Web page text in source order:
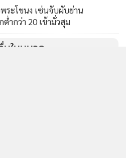
ระโขนง เซ่นจับผับย่าน
ำกว่า 20 เข้ามั่วสุม
นในหมวด